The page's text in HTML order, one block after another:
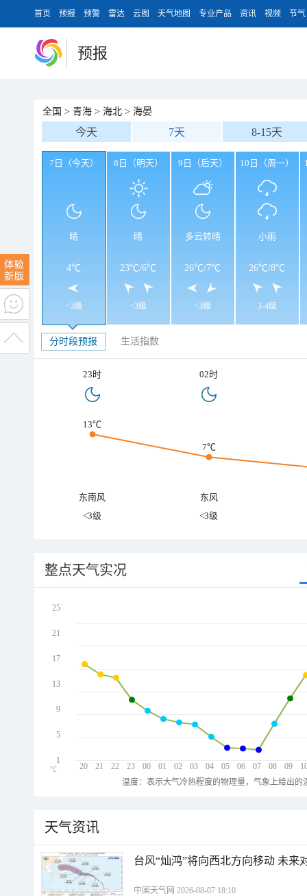
首页 预报 预警 雷达 云图 天气地图 专业产品 资讯 视频 节气
预报
全国 > 青海 > 海北 > 海晏
今天 7天 8-15天
7日（今天）
晴
4℃
<3级
8日（明天）
晴
23℃/6℃
<3级
9日（后天）
多云转晴
26℃/7℃
<3级
10日（周一）
小雨
26℃/8℃
3-4级
分时段预报 生活指数
23时 02时
13℃
7℃
东南风
东风
<3级
<3级
整点天气实况
20 21 22 23 00 01 02 03 04 05 06 07 08 09
25
21
17
13
9
5
1
℃
温度：表示大气冷热程度的物理量，气象上给出
天气资讯
台风“灿鸿”将向西北方向移动 未来
中国天气网 2026-08-07 18:10